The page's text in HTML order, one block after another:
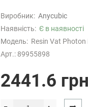
Виробник: Anycubic
Наявність: Є в наявності
Модель: Resin Vat
Арт.: 89955898
2441.6